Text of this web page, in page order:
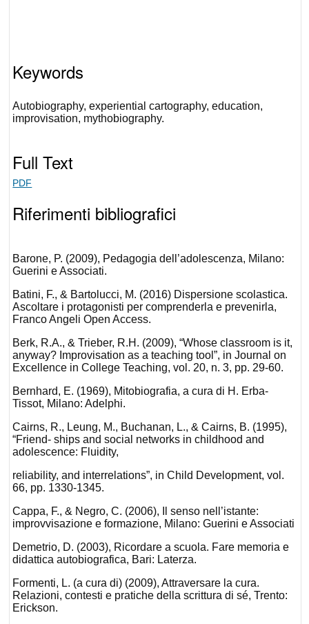
Keywords
Autobiography, experiential cartography, education,
improvisation, mythobiography.
Full Text
PDF
Riferimenti bibliografici
Barone, P. (2009), Pedagogia dell’adolescenza, Milano:
Guerini e Associati.
Batini, F., & Bartolucci, M. (2016) Dispersione scolastica.
Ascoltare i protagonisti per comprenderla e prevenirla,
Franco Angeli Open Access.
Berk, R.A., & Trieber, R.H. (2009), “Whose classroom is it,
anyway? Improvisation as a teaching tool”, in Journal on
Excellence in College Teaching, vol. 20, n. 3, pp. 29-60.
Bernhard, E. (1969), Mitobiografia, a cura di H. Erba-
Tissot, Milano: Adelphi.
Cairns, R., Leung, M., Buchanan, L., & Cairns, B. (1995),
“Friend- ships and social networks in childhood and
adolescence: Fluidity,
reliability, and interrelations”, in Child Development, vol.
66, pp. 1330-1345.
Cappa, F., & Negro, C. (2006), Il senso nell’istante:
improvvisazione e formazione, Milano: Guerini e Associati
Demetrio, D. (2003), Ricordare a scuola. Fare memoria e
didattica autobiografica, Bari: Laterza.
Formenti, L. (a cura di) (2009), Attraversare la cura.
Relazioni, contesti e pratiche della scrittura di sé, Trento:
Erickson.